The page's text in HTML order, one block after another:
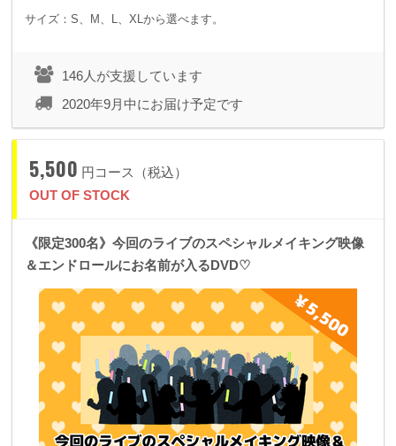
サイズ：S、M、L、XLから選べます。
146人が支援しています
2020年9月中にお届け予定です
5,500 円コース（税込）
OUT OF STOCK
《限定300名》今回のライブのスペシャルメイキング映像
＆エンドロールにお名前が入るDVD♡